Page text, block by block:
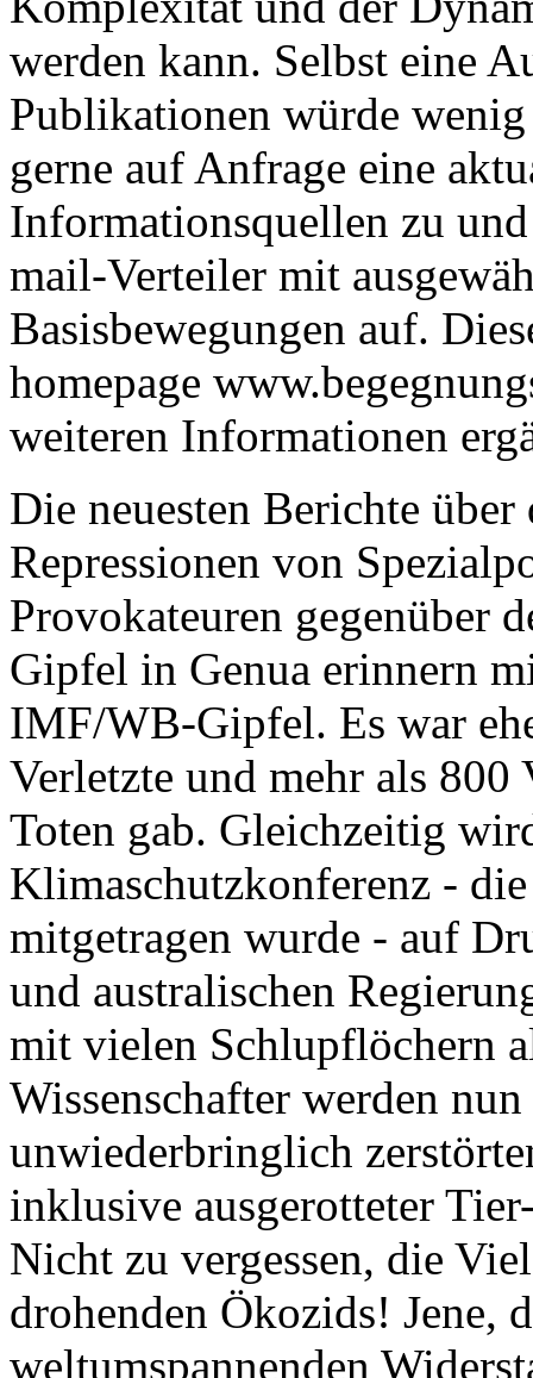
werden kann. Selbst eine
Publikationen würde
gerne auf Anfrage eine
Informationsquellen zu
mail-Verteiler mit
Basisbewegungen auf.
homepage
weiteren Informationen
Die neuesten Berichte
Repressionen von
Provokateuren gegenüber
Gipfel in Genua erinnern
IMF/WB-Gipfel. Es war
Verletzte und mehr als 800
Toten gab. Gleichzeitig
Klimaschutzkonferenz -
mitgetragen wurde - auf
und australischen
mit vielen Schlupflöchern
Wissenschafter werden
unwiederbringlich
inklusive ausgerotteter
Nicht zu vergessen, die
drohenden Ökozids! Jene,
weltumspannenden